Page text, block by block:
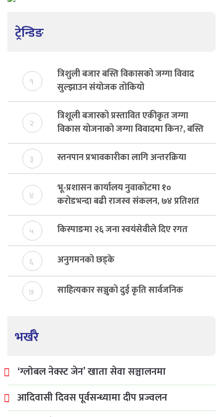
ट्रेन्डिङ
१
त्रिशुली बजार बस्ति विकासको जग्गा विवाद
सुल्झाउन संयोजक तोकियो
२
त्रिशूली बजारको प्रस्तावित एकीकृत जग्गा
विकास योजनाको जग्गा विवादमा किन?, बस्ति
विकास दर्ता नभए समिति विघटन हुने
३ स्तनपान प्रभावकारीका लागि अन्तरक्रिया
४
भू-प्रशासन कार्यालय नुवाकोटमा १०
करोडभन्दा बढी राजस्व संकलन, ७४ प्रतिशत
बेरुजु फर्छयौट
५ किस्पाङमा २६ जना स्वयंसेवीले दिए रगत
६ अनुगमनको छड्के
७ साहित्यकार सञ्जुको दुई कृति सार्वजनिक
भर्खरै
‘ग्लोबल नेक्स्ट जेन’ खाता सेवा सञ्चालनमा
आदिवासी दिवस पूर्वसन्ध्यामा दीप प्रज्वलन